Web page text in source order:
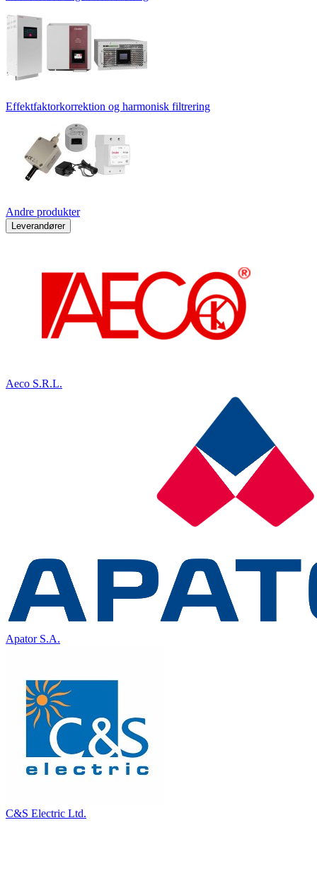
Effektfaktorkorrektion og harmonisk filtrering
Andre produkter
Leverandører
Aeco S.R.L.
Apator S.A.
C&S Electric Ltd.